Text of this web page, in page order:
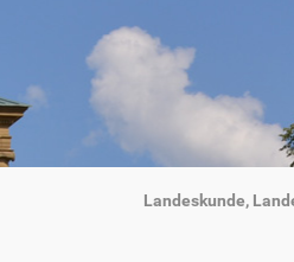
Landeskunde,